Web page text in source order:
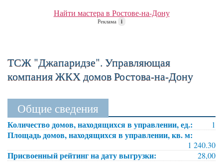
Найти мастера в Ростове-на-Дону
Реклама i
ТСЖ "Джапаридзе". Управляющая
компания ЖКХ домов Ростова-на-Дону
Общие сведения
Количество домов, находящихся в управлении, ед.: 1
Площадь домов, находящихся в управлении, кв. м:
1 240.30
Присвоенный рейтинг на дату выгрузки: 28,00